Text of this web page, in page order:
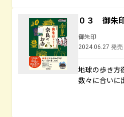
０３ 御朱
御朱印
2024.06.27 発売
地球の歩き方
数々に合いに